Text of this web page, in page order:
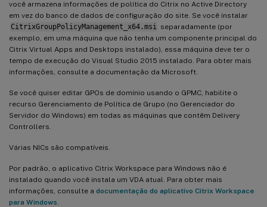
você armazena informações de política do Citrix no Active Directory
em vez do banco de dados de configuração do site. Se você instalar
CitrixGroupPolicyManagement_x64.msi
separadamente (por
exemplo, em uma máquina que não tenha um componente principal do
Citrix Virtual Apps and Desktops instalado), essa máquina deve ter o
tempo de execução do Visual Studio 2015 instalado. Para obter mais
informações, consulte a documentação da Microsoft.
Se você quiser editar GPOs de domínio usando o GPMC, habilite o
recurso Gerenciamento de Política de Grupo (no Gerenciador do
Servidor do Windows) em todas as máquinas que contêm Delivery
Controllers.
Várias NICs são compatíveis.
Por padrão, o aplicativo Citrix Workspace para Windows não é
instalado quando você instala um VDA atual. Para obter mais
informações, consulte a documentação do aplicativo Citrix Workspace
para Windows